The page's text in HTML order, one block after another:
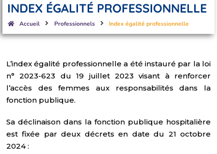
INDEX ÉGALITÉ PROFESSIONNELLE
Accueil Professionnels Index égalité professionnelle
L’index égalité professionnelle a été instauré par la loi
n° 2023-623 du 19 juillet 2023 visant à renforcer
l’accès des femmes aux responsabilités dans la
fonction publique.
Sa déclinaison dans la fonction publique hospitalière
est fixée par deux décrets en date du 21 octobre
2024 :